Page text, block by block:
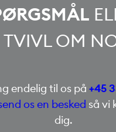
TVIVL OM
endelig til os på +45
os en besked så vi
dig.